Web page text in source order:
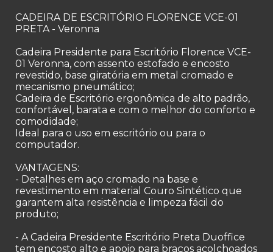
CADEIRA DE ESCRITÓRIO FLORENCE VCE-01
PRETA - Veronna
Cadeira Presidente para Escritório Florence VCE-
01 Veronna, com assento estofado e encosto
revestido, base giratória em metal cromado e
mecanismo pneumático;
Cadeira de Escritório ergonômica de alto padrão,
confortável, barata e com o melhor do conforto e
comodidade;
Ideal para o uso em escritório ou para o
computador.
VANTAGENS:
- Detalhes em aço cromado na base e
revestimento em material Couro Sintético que
garantem alta resistência e limpeza fácil do
produto;
- A Cadeira Presidente Escritório Preta Duoffice
tem encosto alto e apoio para braços acolchoados